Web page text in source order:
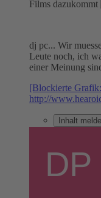
Films dazukommt
dj pc... Wir
Leute noch, ich
einer Meinung
[Blockierte Grafik:
http://
Inhalt